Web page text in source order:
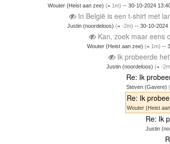
Wouter (Heist aan zee) ( 1m) -- 30-10-2024
In België is een t-shirt met
Justin (noordeloos)( -2m) -- 30-10-2024
Kan, zoek maar eens
Wouter (Heist aan zee) ( 1m) --
Ik probeerde
Justin (noordeloos)( -
Re: Ik
Steven (Gavere) (
Re: Ik
Wouter (Heist
Re: Ik
Justin